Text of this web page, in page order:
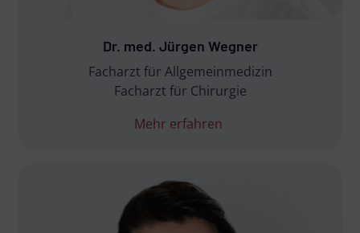
Dr. med. Jürgen Wegner
Facharzt für Allgemeinmedizin
Facharzt für Chirurgie
Mehr erfahren